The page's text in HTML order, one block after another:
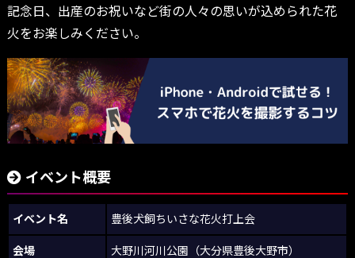
記念日、出産のお祝いなど街の人々の思いが込められた花
火をお楽しみください。
イベント概要
イベント名 豊後犬飼ちいさな花火打上会
会場 大野川河川公園（大分県豊後大野市）